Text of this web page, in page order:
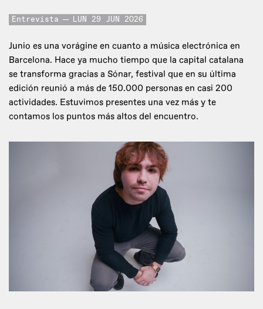
Entrevista LUN 29 JUN 2026
Junio es una vorágine en cuanto a música electrónica en
Barcelona. Hace ya mucho tiempo que la capital catalana
se transforma gracias a Sónar, festival que en su última
edición reunió a más de 150.000 personas en casi 200
actividades. Estuvimos presentes una vez más y te
contamos los puntos más altos del encuentro.